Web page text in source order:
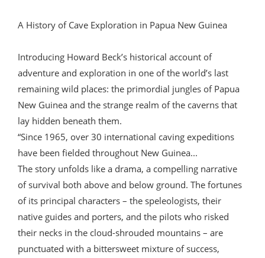
A History of Cave Exploration in Papua New Guinea
Introducing Howard Beck’s historical account of
adventure and exploration in one of the world’s last
remaining wild places: the primordial jungles of Papua
New Guinea and the strange realm of the caverns that
lay hidden beneath them.
“Since 1965, over 30 international caving expeditions
have been fielded throughout New Guinea...
The story unfolds like a drama, a compelling narrative
of survival both above and below ground. The fortunes
of its principal characters – the speleologists, their
native guides and porters, and the pilots who risked
their necks in the cloud-shrouded mountains – are
punctuated with a bittersweet mixture of success,